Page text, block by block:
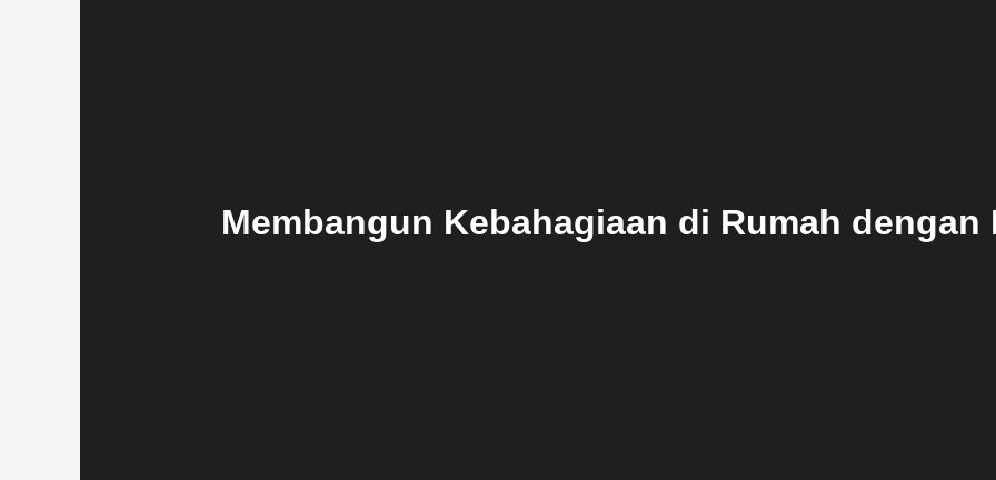
Membangun Kebahagiaan di Rumah dengan